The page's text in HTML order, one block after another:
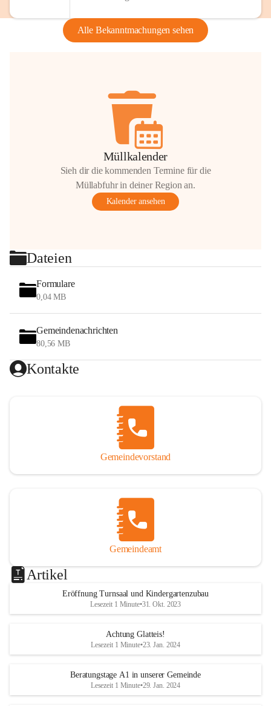
Alle Bekanntmachungen sehen
Müllkalender
Sieh dir die kommenden Termine für die
Müllabfuhr in deiner Region an.
Kalender ansehen
Dateien
Formulare
0,04 MB
Gemeindenachrichten
80,56 MB
Kontakte
Gemeindevorstand
Gemeindeamt
Artikel
Eröffnung Turnsaal und Kindergartenzubau
Lesezeit 1 Minute•31. Okt. 2023
Achtung Glatteis!
Lesezeit 1 Minute•23. Jan. 2024
Beratungstage A1 in unserer Gemeinde
Lesezeit 1 Minute•29. Jan. 2024